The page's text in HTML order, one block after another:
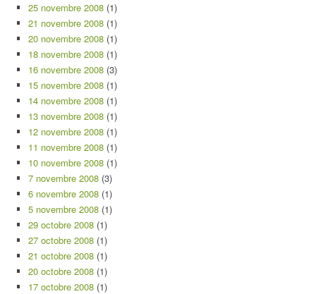
25 novembre 2008 (1)
21 novembre 2008 (1)
20 novembre 2008 (1)
18 novembre 2008 (1)
16 novembre 2008 (3)
15 novembre 2008 (1)
14 novembre 2008 (1)
13 novembre 2008 (1)
12 novembre 2008 (1)
11 novembre 2008 (1)
10 novembre 2008 (1)
7 novembre 2008 (3)
6 novembre 2008 (1)
5 novembre 2008 (1)
29 octobre 2008 (1)
27 octobre 2008 (1)
21 octobre 2008 (1)
20 octobre 2008 (1)
17 octobre 2008 (1)